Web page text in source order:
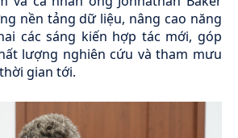
nền tảng dữ liệu, nâng cao năng
các sáng kiến hợp tác mới, góp
lượng nghiên cứu và tham mưu
gian tới.